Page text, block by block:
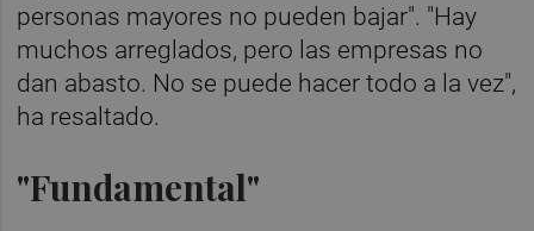
personas mayores no pueden bajar". "Hay
muchos arreglados, pero las empresas no
dan abasto. No se puede hacer todo a la vez",
ha resaltado.
"Fundamental"